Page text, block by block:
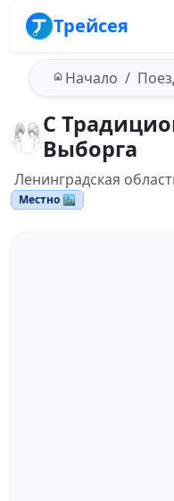
Трейсея
Начало
С
Выборга
Ленинградская
Местно 🏙️